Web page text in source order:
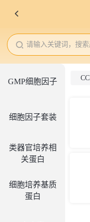
请输入关键词，搜
GMP细胞因子
细胞因子套装
类器官培养相
关蛋白
细胞培养基质
蛋白